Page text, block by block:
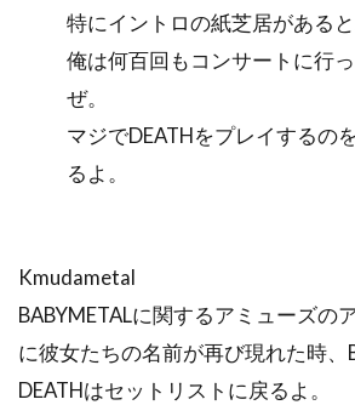
特にイントロの紙芝居があると
俺は何百回もコンサートに行
ぜ。
マジでDEATHをプレイするの
るよ。
Kmudametal
BABYMETALに関するアミューズの
に彼女たちの名前が再び現れた時、
DEATHはセットリストに戻るよ。